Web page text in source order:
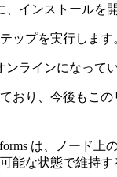
インストールを
ップを実行します
ラインになって
おり、今後もこ
は、ノード上
能な状態で維持